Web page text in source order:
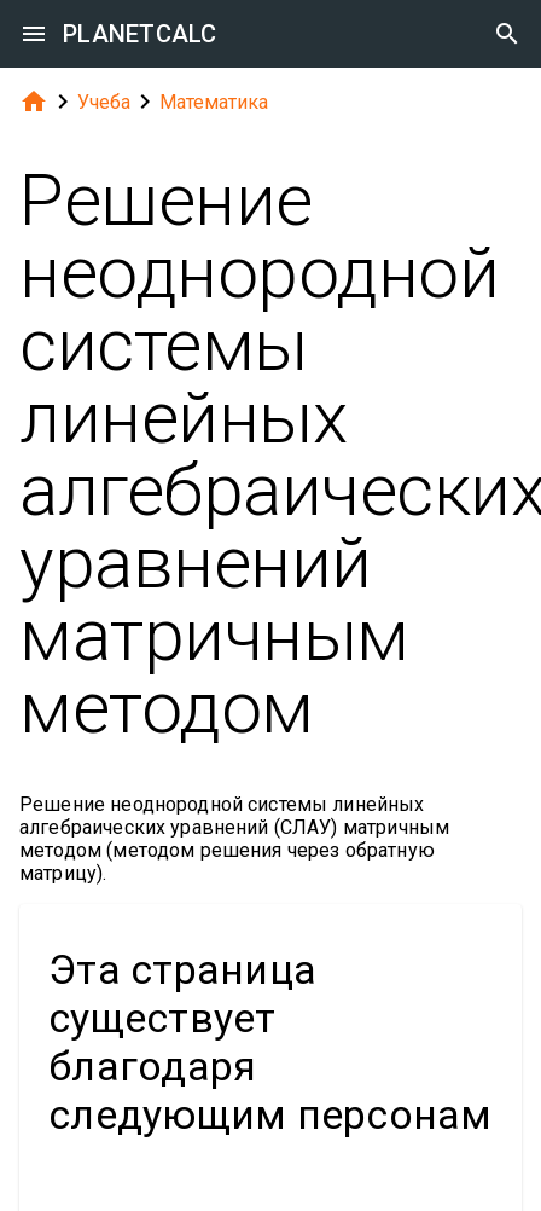
 PLANETCALC 
  Учеба  Математика
Решение
неоднородной
системы
линейных
уравнений
матричным
методом
Решение неоднородной системы линейных
алгебраических уравнений (СЛАУ) матричным
методом (методом решения через обратную
матрицу).
Эта страница
существует
благодаря
следующим персонам